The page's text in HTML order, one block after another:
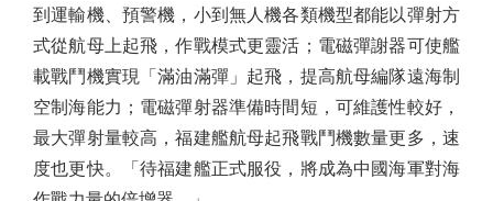
到運輸機、預警機，小到無人機各類機型都能以彈射方
式從航母上起飛，作戰模式更靈活；電磁彈謝器可使艦
載戰鬥機實現「滿油滿彈」起飛，提高航母編隊遠海制
空制海能力；電磁彈射器準備時間短，可維護性較好，
最大彈射量較高，福建艦航母起飛戰鬥機數量更多，速
度也更快。「待福建艦正式服役，將成為中國海軍對海